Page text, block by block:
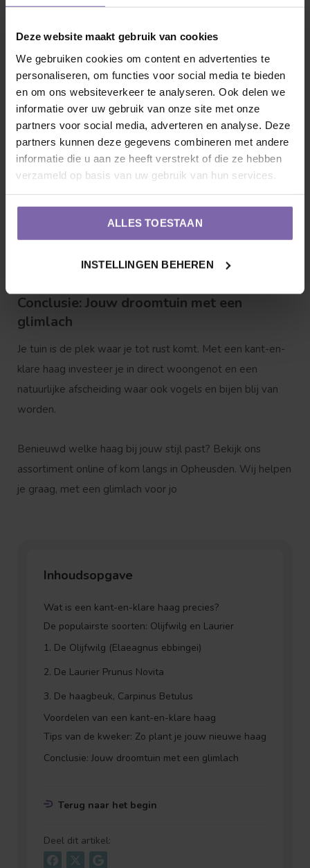
Deze website maakt gebruik van cookies
We gebruiken cookies om content en advertenties te
personaliseren, om functies voor social media te bieden
en om ons websiteverkeer te analyseren. Ook delen we
informatie over uw gebruik van onze site met onze
partners voor social media, adverteren en analyse. Deze
partners kunnen deze gegevens combineren met andere
informatie die u aan ze heeft verstrekt of die ze hebben
verzameld op basis van uw gebruik van hun services.
ALLES TOESTAAN
INSTELLINGEN BEHEREN
Inhoudsopgave
Wat is een kant-en-klare haag precies?
De populairste soorten: Olijfwilg en Laurier
1. De Olijfwilg (Elaeagnus ebbingei)
2. De Laurier Prunus Novita
3. De haagbeuk, Carpinus Betulus
Voordelen van een kant-en-klare haag
Tips van de kweker: Zo plant je jouw nieuwe haag
Conclusie: Jouw droomtuin met een glimlach
Terug naar het begin
Deel dit artikel:
door de grond in.
hoeft de haag alleen maar bij te houden.
Tips van de kweker: Zo plant je jouw
nieuwe haag
Een goede start is het halve werk. Graaf een ruime
plantsleuf en gebruik altijd kwalitatieveaanplantgrond.
Dit zorgt ervoor dat de wortels direct hun weg vinden in
jouw tuingrond. Wordt het warmer dan 25 graden?
Vergeet dan niet onze 'Survivalgids' te raadplegen voor
de juiste hoeveelheid water.
Conclusie: Jouw droomtuin met een
glimlach
Je tuin is de plek waar je tot rust komt. Met een kant-en-
klare haag investeer je in direct woongenot en een
natuurlijke afscheiding waar ook vogels en bijen blij van
worden.
Benieuwd welke haag bij jouw stijl past? Bekijk ons
assortiment online of kom langs in Opheusden. Wij helpen
je graag, met een glimlach voor jo